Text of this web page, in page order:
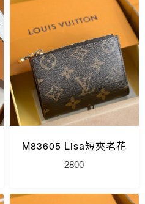
M83605 Lisa短夾老花
2800